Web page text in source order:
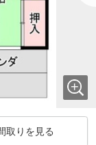
取りを見る